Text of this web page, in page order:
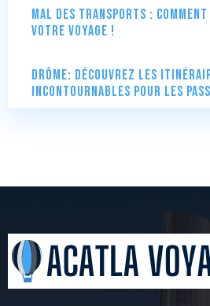
Mal des transports :
votre voyage !
Drôme: Découvrez les
incontournables pour les